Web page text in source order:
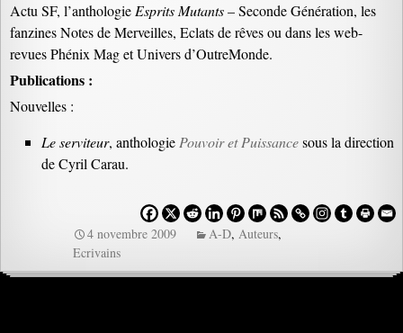
Actu SF, l’anthologie Esprits Mutants– Seconde Génération, les
fanzines Notes de Merveilles, Eclats de rêves ou dans les web-
revues Phénix Mag et Univers d’OutreMonde.
Publications :
Nouvelles :
Le serviteur, anthologie Pouvoir et Puissancesous la direction
de Cyril Carau.
4 novembre 2009 A-D,Auteurs,
Ecrivains